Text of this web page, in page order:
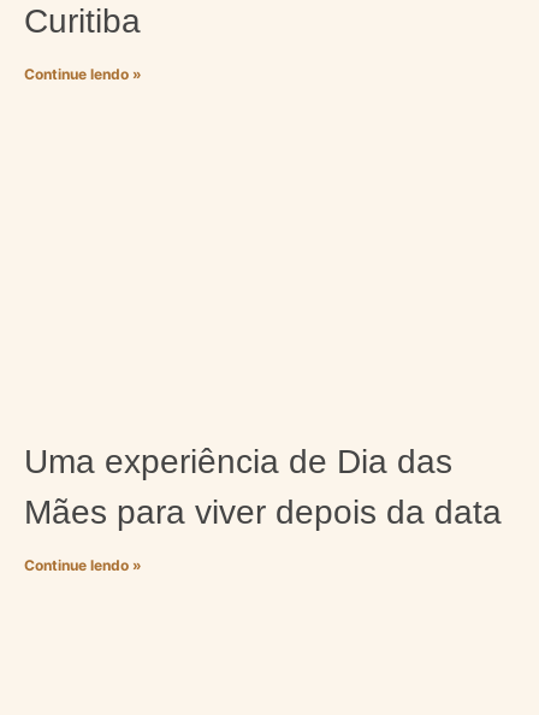
Curitiba
Continue lendo »
Uma experiência de Dia das
Mães para viver depois da data
Continue lendo »